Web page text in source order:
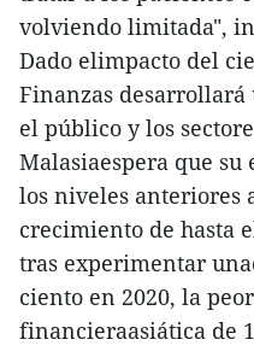
volviendo limitada",
Dado elimpacto del
Finanzas desarrollará
el público y los
Malasiaespera que su
los niveles anteriores
crecimiento de hasta
tras experimentar
ciento en 2020, la
financieraasiática de